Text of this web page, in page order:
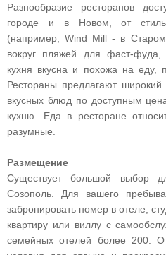
Разнообразие ресторанов
городе и в Новом, от
(например, Wind Mill - в
вокруг пляжей для фаст-
кухня вкусна и похожа на еду,
Рестораны предлагают
вкусных блюд по доступным
кухню. Еда в ресторане
разумные.
Размещение
Существует большой выбор
Созополь. Для вашего
забронировать номер в отеле,
квартиру или виллу с
семейных отелей более 200.